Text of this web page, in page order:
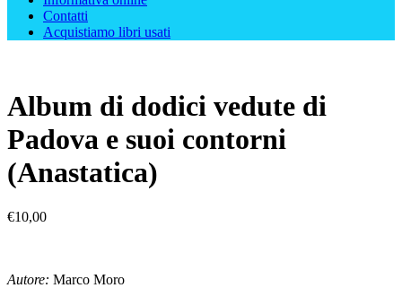
Contatti
Acquistiamo libri usati
Album di dodici vedute di
Padova e suoi contorni
(Anastatica)
€10,00
Autore: Marco Moro